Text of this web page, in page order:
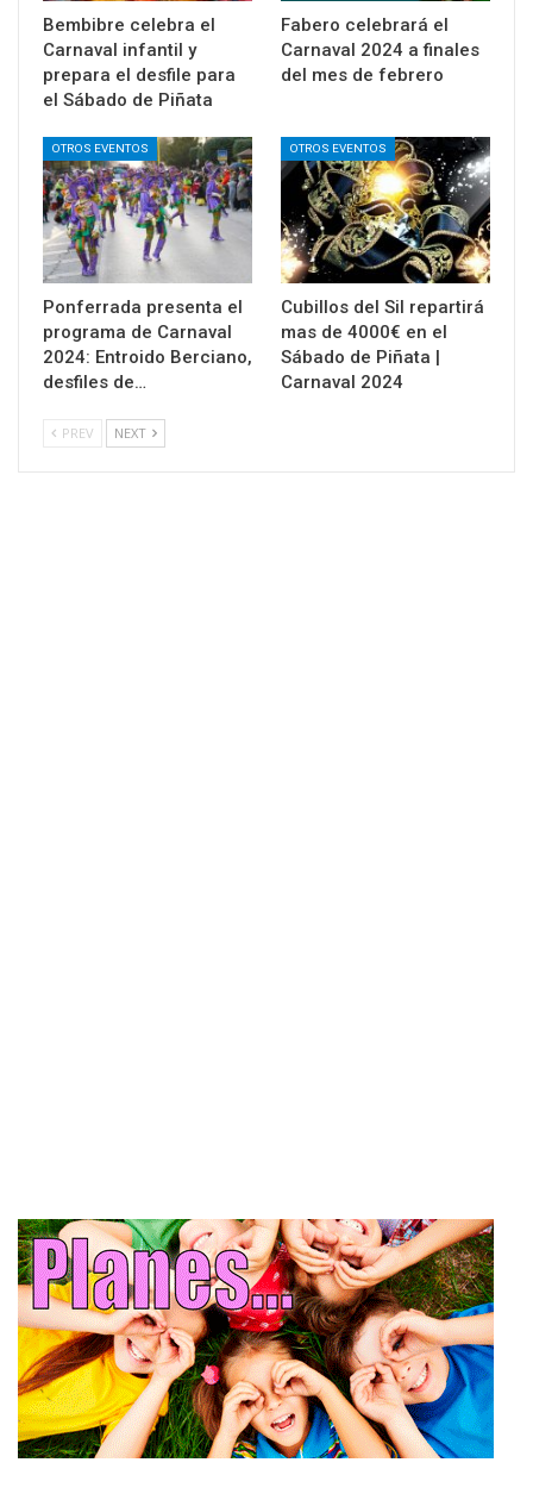
Bembibre celebra el
Carnaval infantil y
prepara el desfile para
el Sábado de Piñata
Fabero celebrará el
Carnaval 2024 a finales
del mes de febrero
OTROS EVENTOS
Ponferrada presenta el
programa de Carnaval
2024: Entroido Berciano,
desfiles de…
OTROS EVENTOS
Cubillos del Sil repartirá
mas de 4000€ en el
Sábado de Piñata |
Carnaval 2024
PREV NEXT